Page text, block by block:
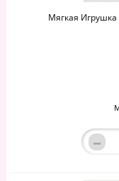
Мягкая
–